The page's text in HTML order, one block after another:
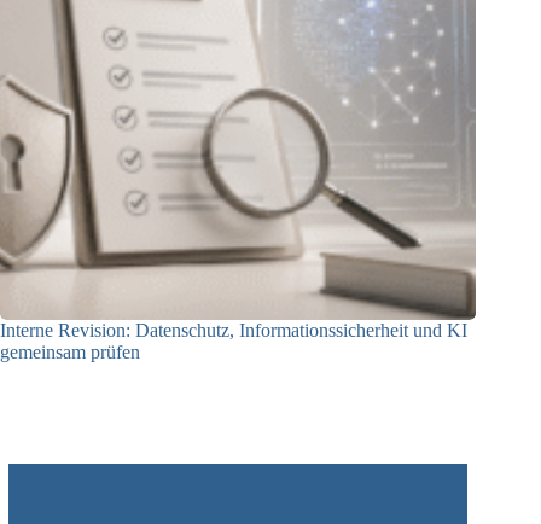
Interne Revision: Datenschutz, Informationssicherheit und KI
gemeinsam prüfen